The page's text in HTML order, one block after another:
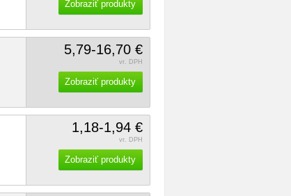
Zobraziť produkty
5,79-16,70 €
vr. DPH
Zobraziť produkty
1,18-1,94 €
vr. DPH
Zobraziť produkty